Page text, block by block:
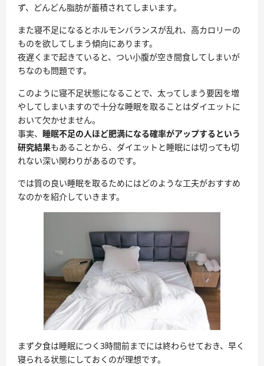
ず、どんどん脂肪が蓄積されてしまいます。
また寝不足になるとホルモンバランスが乱れ、高カロリーの
ものを欲してしまう傾向にあります。
夜遅くまで起きていると、つい小腹が空き間食してしまいが
ちなのも問題です。
このように寝不足状態になることで、太ってしまう要因を増
やしてしまいますので十分な睡眠を取ることはダイエットに
おいて欠かせません。
事実、 睡眠不足の人ほど肥満になる確率がアップするという
研究結果もあることから、ダイエットと睡眠には切っても切
れない深い関わりがあるのです。
では質の良い睡眠を取るためにはどのような工夫がおすすめ
なのかを紹介していきます。
まず夕食は睡眠につく3時間前までには終わらせておき、早く
寝られる状態にしておくのが理想です。